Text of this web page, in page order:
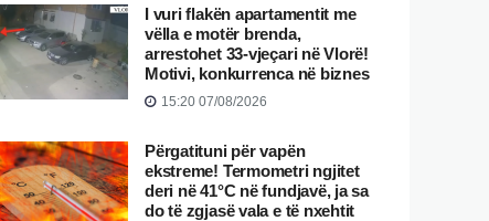
I vuri flakën apartamentit me
vëlla e motër brenda,
arrestohet 33-vjeçari në Vlorë!
Motivi, konkurrenca në biznes
15:20 07/08/2026
Përgatituni për vapën
ekstreme! Termometri ngjitet
deri në 41°C në fundjavë, ja sa
do të zgjasë vala e të nxehtit